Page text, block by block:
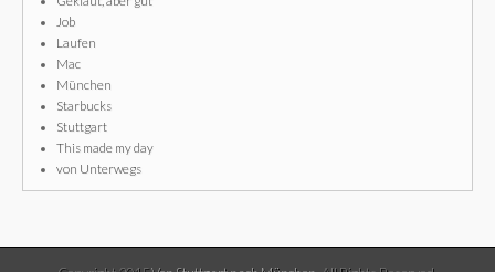
Job
Laufen
Mac
München
Starbucks
Stuttgart
This made my day
von Unterwegs